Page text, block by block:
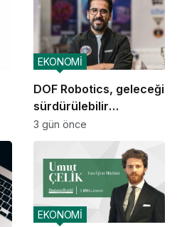
DOF Robotics, geleceği
sürdürülebilir
teknolojiyle tasarlıyor
EKONOMİ
3 gün önce
EKONOMİ